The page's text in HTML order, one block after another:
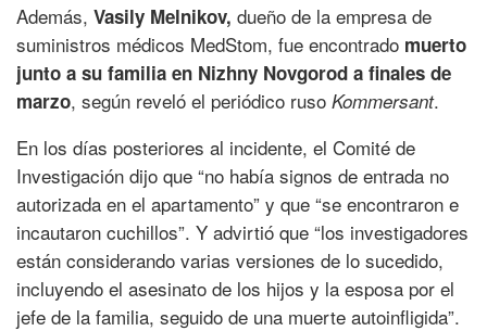
Además, Vasily Melnikov, dueño de la empresa de
suministros médicos MedStom, fue encontrado muerto
junto a su familia en Nizhny Novgorod a finales de
marzo, según reveló el periódico ruso Kommersant.
En los días posteriores al incidente, el Comité de
Investigación dijo que “no había signos de entrada no
autorizada en el apartamento” y que “se encontraron e
incautaron cuchillos”. Y advirtió que “los investigadores
están considerando varias versiones de lo sucedido,
incluyendo el asesinato de los hijos y la esposa por el
jefe de la familia, seguido de una muerte autoinfligida”.